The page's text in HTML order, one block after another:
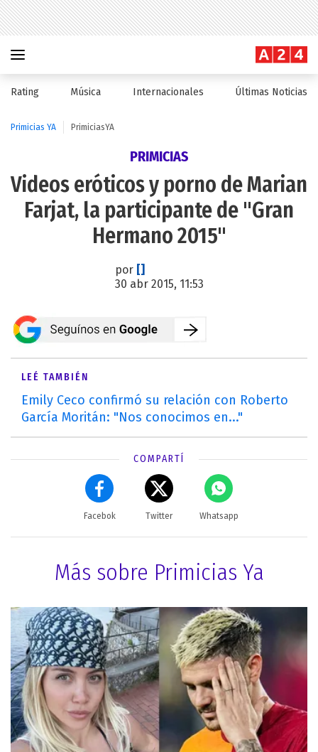
Rating Música Internacionales Últimas Noticias
Primicias YA PrimiciasYA
PRIMICIAS
Videos eróticos y porno de Marian
Farjat, la participante de "Gran
Hermano 2015"
por []
30 abr 2015, 11:53
LEÉ TAMBIÉN
Emily Ceco confirmó su relación con Roberto
García Moritán: "Nos conocimos en..."
COMPARTÍ
Facebok Twitter Whatsapp
Más sobre Primicias Ya